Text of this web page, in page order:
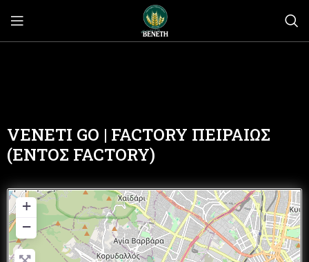
VENETI GO | FACTORY ΠΕΙΡΑΙΩΣ
(ΕΝΤΟΣ FACTORY)
+
−